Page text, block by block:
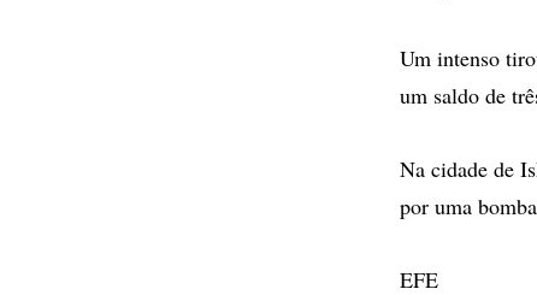
Um intenso
um saldo de
Na cidade de
por uma
EFE